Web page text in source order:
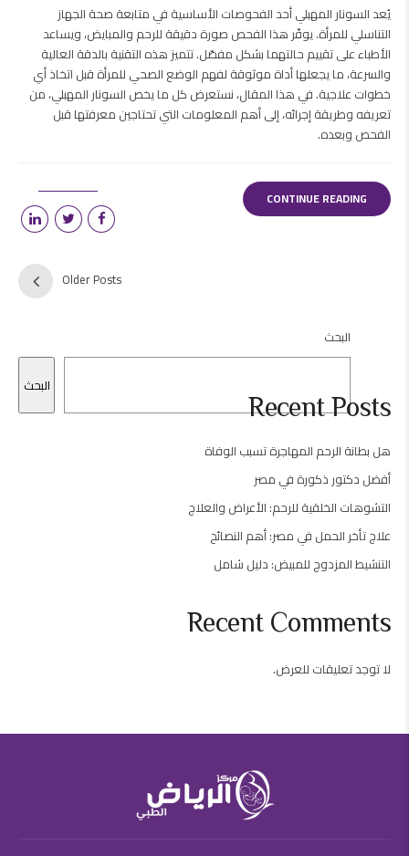
يُعد السونار المهبلي أحد الفحوصات الأساسية في متابعة صحة الجهاز
التناسلي للمرأة. يوفّر هذا الفحص صورة دقيقة للرحم والمبايض، ويساعد
الأطباء على تقييم حالتهما بشكل مفصّل. تتميز هذه التقنية بالدقة العالية
والسرعة، ما يجعلها أداة موثوقة لفهم الوضع الصحي للمرأة قبل اتخاذ أي
خطوات علاجية. في هذا المقال، نستعرض كل ما يخص السونار المهبلي، من
تعريفه وطريقة إجرائه، إلى أهم المعلومات التي تحتاجين معرفتها قبل
الفحص وبعده.
CONTINUE READING
Older Posts
البحث
البحث
Recent Posts
هل بطانة الرحم المهاجرة تسبب الوفاة
أفضل دكتور ذكورة في مصر
التشوهات الخلقية للرحم: الأعراض والعلاج
علاج تأخر الحمل في مصر: أهم النصائح
التنشيط المزدوج للمبيض: دليل شامل
Recent Comments
لا توجد تعليقات للعرض.